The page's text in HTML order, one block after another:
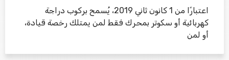
اعتبارًا من 1 كانون ثاني 2019، يُسمح بركوب دراجة
كهربائية أو سكوتر بمحرك فقط لمن يمتلك رخصة قيادة،
أو لمن